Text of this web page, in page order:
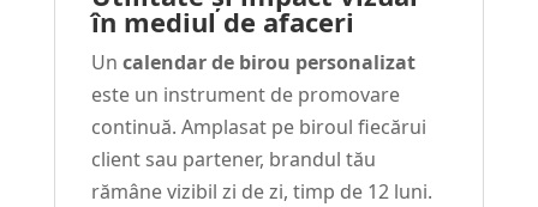
în mediul de afaceri
Un calendar de birou personalizat
este un instrument de promovare
continuă. Amplasat pe biroul fiecărui
client sau partener, brandul tău
rămâne vizibil zi de zi, timp de 12 luni.